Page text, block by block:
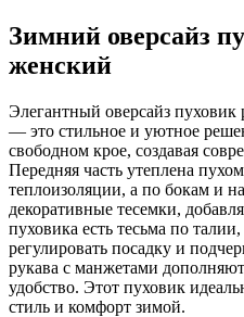
Зимний оверсайз
женский
Элегантный оверсайз
— это стильное и уютное
свободном крое, создавая
Передняя часть утеплена
теплоизоляции, а по бокам и
декоративные тесемки,
пуховика есть тесьма по
регулировать посадку и
рукава с манжетами
удобство. Этот пуховик
стиль и комфорт зимой.